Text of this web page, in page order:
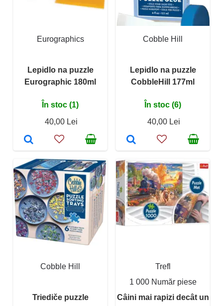
Eurographics
Lepidlo na puzzle
Eurographic 180ml
În stoc (1)
40,00 Lei
Cobble Hill
Lepidlo na puzzle
CobbleHill 177ml
În stoc (6)
40,00 Lei
Cobble Hill
Triediče puzzle
Trefl
1 000 Număr piese
Câini mai rapizi decât un